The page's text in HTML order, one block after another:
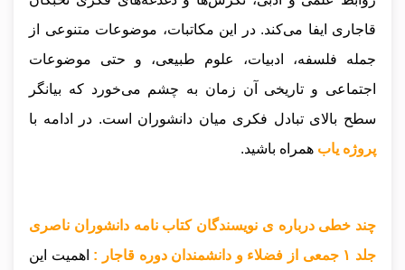
قاجاری ایفا می‌کند. در این مکاتبات، موضوعات متنوعی از
جمله فلسفه، ادبیات، علوم طبیعی، و حتی موضوعات
اجتماعی و تاریخی آن زمان به چشم می‌خورد که بیانگر
سطح بالای تبادل فکری میان دانشوران است. در ادامه با
پروژه یاب همراه باشید.
چند خطی درباره ی نویسندگان کتاب نامه دانشوران ناصری
جلد ۱ جمعی از فضلاء و دانشمندان دوره قاجار :
اهمیت این